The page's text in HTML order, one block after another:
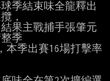
季結束味全龍釋出
，
果主戰捕手張肇元
季
本季出賽16場打擊率